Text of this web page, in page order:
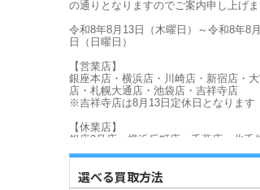
選べる買取方法